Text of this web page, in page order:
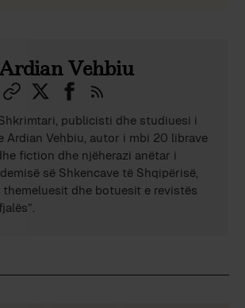
Vehbiu
publicisti dhe studiuesi i
Ardian Vehbiu, autor i mbi 20 librave
fiction dhe njëherazi anëtar i
së Shkencave të Shqipërisë,
themeluesit dhe botuesit e revistës